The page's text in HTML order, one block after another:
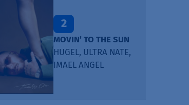
2
MOVIN’ TO THE SUN
HUGEL, ULTRA NATE,
IMAEL ANGEL